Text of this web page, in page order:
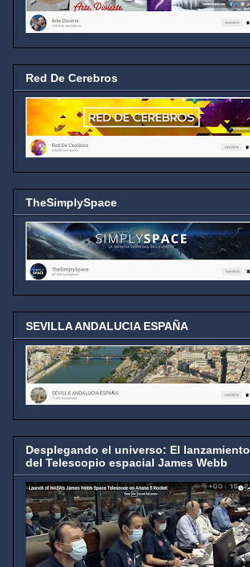
Red De Cerebros
TheSimplySpace
SEVILLA ANDALUCIA ESPAÑA
Desplegando el universo: El lanzamiento
del Telescopio espacial James Webb